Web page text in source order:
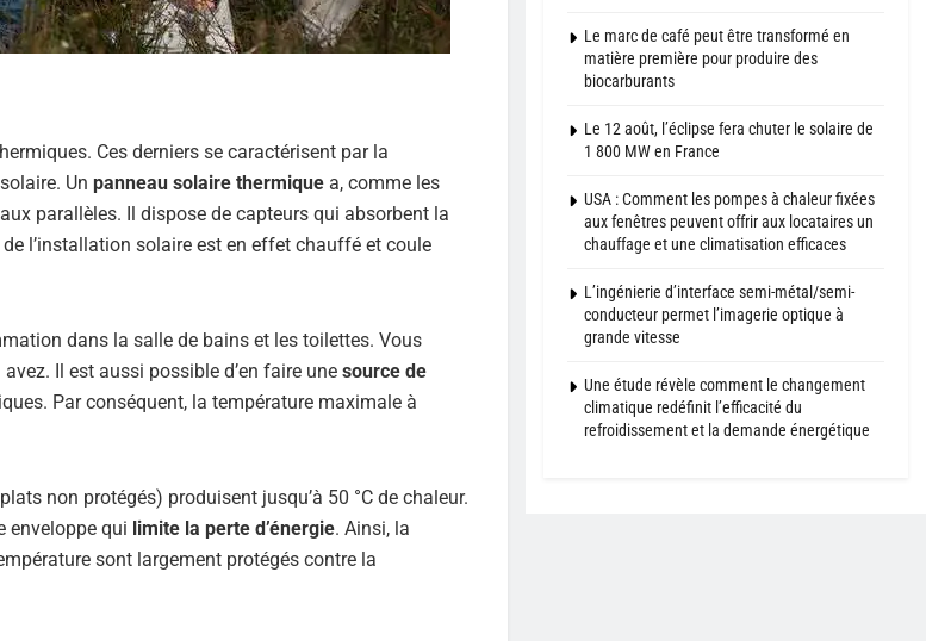
Ces derniers se caractérisent par la
Un panneau solaire thermique a, comme les
parallèles. Il dispose de capteurs qui absorbent la
l’installation solaire est en effet chauffé et coule
dans la salle de bains et les toilettes. Vous
Il est aussi possible d’en faire une source de
Par conséquent, la température maximale à
non protégés) produisent jusqu’à 50 °C de chaleur.
enveloppe qui limite la perte d’énergie. Ainsi, la
sont largement protégés contre la
Le marc de café peut être transformé en
matière première pour produire des
biocarburants
Le 12 août, l’éclipse fera chuter le solaire de
1 800 MW en France
USA : Comment les pompes à chaleur fixées
aux fenêtres peuvent offrir aux locataires un
chauffage et une climatisation efficaces
L’ingénierie d’interface semi-métal/semi-
conducteur permet l’imagerie optique à
grande vitesse
Une étude révèle comment le changement
climatique redéfinit l’efficacité du
refroidissement et la demande énergétique